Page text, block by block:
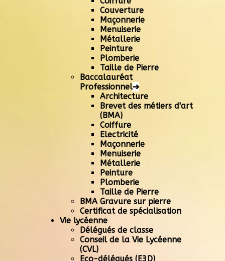
Couverture
Maçonnerie
Menuiserie
Métallerie
Peinture
Plomberie
Taille de Pierre
Baccalauréat
Professionnel➔
Architecture
Brevet des métiers d'art
(BMA)
Coiffure
Electricité
Maçonnerie
Menuiserie
Métallerie
Peinture
Plomberie
Taille de Pierre
BMA Gravure sur pierre
Certificat de spécialisation
Vie lycéenne
Délégués de classe
Conseil de la Vie Lycéenne
(CVL)
Eco-délégués (E3D)